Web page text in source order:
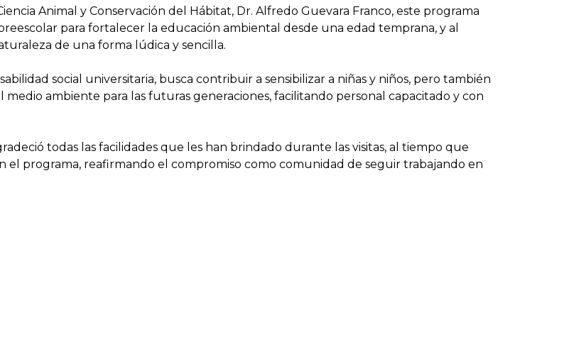
Animal y Conservación del Hábitat, Dr. Alfredo Guevara Franco, este programa
para fortalecer la educación ambiental desde una edad temprana, y al
de una forma lúdica y sencilla.
social universitaria, busca contribuir a sensibilizar a niñas y niños, pero también
ambiente para las futuras generaciones, facilitando personal capacitado y con
todas las facilidades que les han brindado durante las visitas, al tiempo que
el programa, reafirmando el compromiso como comunidad de seguir trabajando en